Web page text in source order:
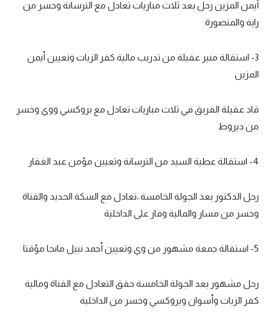
تحليل في الجول
كويز في الجول
فيديو في الجول
أيمن المزين رحل بعد ثلاث مباريات تعادل مع الترسانة وخسر من
راية والمنصورة
3- استقالة منير عقيلة من تدريب مالية كفر الزيات وتعيين أيمن
المزين
قاد عقيلة الفريق في ثلاث مباريات تعادل مع بروكسي ووي وخسر
من ديروط
4- استقالة عطية السيد من الترسانة وتعيين مؤمن عبد الغفار
رحل الدكتور بعد الجولة الخامسة ،تعادل مع السكة الحديد والقناة
وخسر من مسار والمالية وفاز على الداخلية
5- استقالة جمعة مشهور من وي وتعيين أحمد نبيل مانجا مؤقتا
رحل مشهور بعد الجولة الخامسة حقق التعادل مع القناة ومالية
كفر الزيات وأسوان وبروكسي وخسر من الداخلية